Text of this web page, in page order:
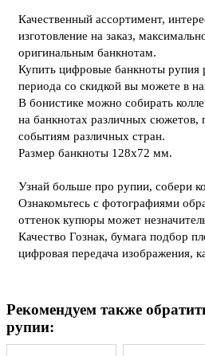
Качественный ассортимент,
изготовление на заказ,
оригинальным банкнотам.
Купить цифровые банкноты рупия
периода со скидкой вы можете в
В бонистике можно собирать
на банкнотах различных сюжетов,
событиям различных стран.
Размер банкноты 128х72 мм.
Узнай больше про рупии, собери
Ознакомьтесь с фотографиями
оттенок купюры может
Качество Гознак, бумага подбор
цифровая передача изображения,
Рекомендуем также
рупии: